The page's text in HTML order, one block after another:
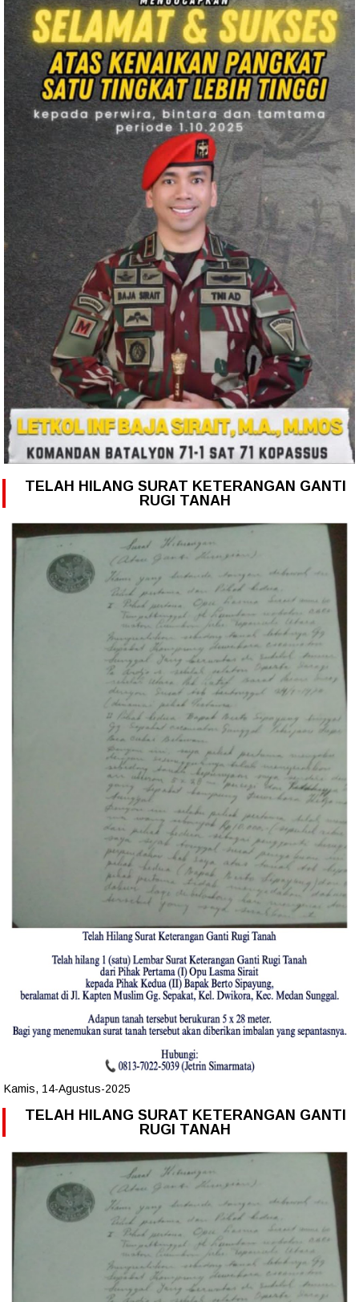
TELAH HILANG SURAT KETERANGAN GANTI
RUGI TANAH
Kamis, 14-Agustus-2025
TELAH HILANG SURAT KETERANGAN GANTI
RUGI TANAH